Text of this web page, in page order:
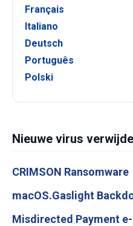
Français
Italiano
Deutsch
Português
Polski
Nieuwe virus
CRIMSON Ransomware
macOS.Gaslight
Misdirected Payment